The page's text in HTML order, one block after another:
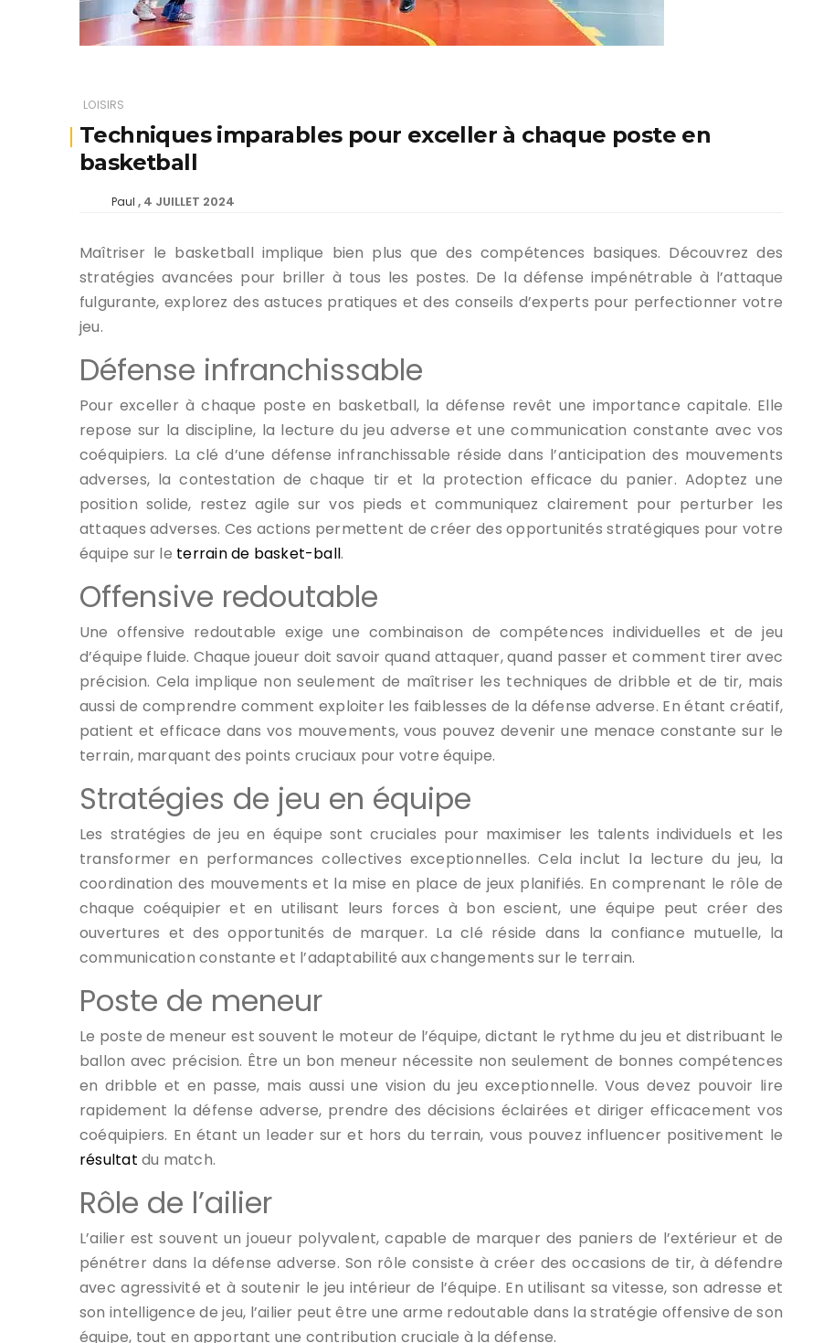
LOISIRS
Techniques imparables pour exceller à chaque poste en
basketball
Paul 4 JUILLET 2024
Maîtriser le basketball implique bien plus que des compétences basiques. Découvrez des
stratégies avancées pour briller à tous les postes. De la défense impénétrable à l’attaque
fulgurante, explorez des astuces pratiques et des conseils d’experts pour perfectionner votre
jeu.
Défense infranchissable
Pour exceller à chaque poste en basketball, la défense revêt une importance capitale. Elle
repose sur la discipline, la lecture du jeu adverse et une communication constante avec vos
coéquipiers. La clé d’une défense infranchissable réside dans l’anticipation des mouvements
adverses, la contestation de chaque tir et la protection efficace du panier. Adoptez une
position solide, restez agile sur vos pieds et communiquez clairement pour perturber les
attaques adverses. Ces actions permettent de créer des opportunités stratégiques pour votre
équipe sur le terrain de basket-ball.
Offensive redoutable
Une offensive redoutable exige une combinaison de compétences individuelles et de jeu
d’équipe fluide. Chaque joueur doit savoir quand attaquer, quand passer et comment tirer avec
précision. Cela implique non seulement de maîtriser les techniques de dribble et de tir, mais
aussi de comprendre comment exploiter les faiblesses de la défense adverse. En étant créatif,
patient et efficace dans vos mouvements, vous pouvez devenir une menace constante sur le
terrain, marquant des points cruciaux pour votre équipe.
Stratégies de jeu en équipe
Les stratégies de jeu en équipe sont cruciales pour maximiser les talents individuels et les
transformer en performances collectives exceptionnelles. Cela inclut la lecture du jeu, la
coordination des mouvements et la mise en place de jeux planifiés. En comprenant le rôle de
chaque coéquipier et en utilisant leurs forces à bon escient, une équipe peut créer des
ouvertures et des opportunités de marquer. La clé réside dans la confiance mutuelle, la
communication constante et l’adaptabilité aux changements sur le terrain.
Poste de meneur
Le poste de meneur est souvent le moteur de l’équipe, dictant le rythme du jeu et distribuant le
ballon avec précision. Être un bon meneur nécessite non seulement de bonnes compétences
en dribble et en passe, mais aussi une vision du jeu exceptionnelle. Vous devez pouvoir lire
rapidement la défense adverse, prendre des décisions éclairées et diriger efficacement vos
coéquipiers. En étant un leader sur et hors du terrain, vous pouvez influencer positivement le
résultat du match.
Rôle de l’ailier
L’ailier est souvent un joueur polyvalent, capable de marquer des paniers de l’extérieur et de
pénétrer dans la défense adverse. Son rôle consiste à créer des occasions de tir, à défendre
avec agressivité et à soutenir le jeu intérieur de l’équipe. En utilisant sa vitesse, son adresse et
son intelligence de jeu, l’ailier peut être une arme redoutable dans la stratégie offensive de son
équipe, tout en apportant une contribution cruciale à la défense.